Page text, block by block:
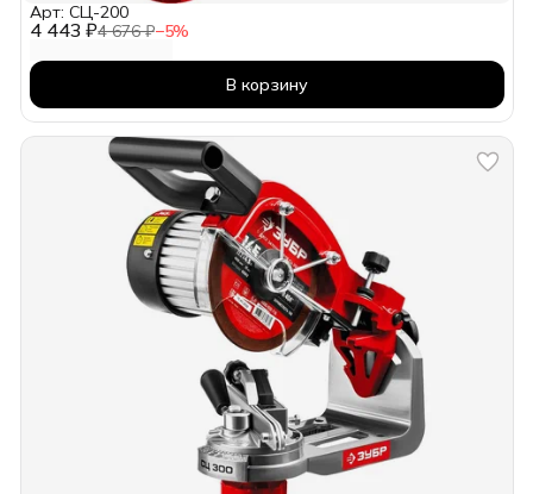
4 443 ₽4 676 ₽−5%
Арт: СЦ-200
В корзину